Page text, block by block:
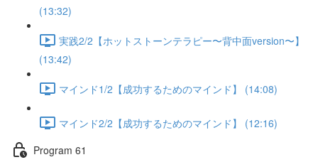
(13:32)
実践2/2【ホットストーンテラピー〜背中面version〜】
(13:42)
マインド1/2【成功するためのマインド】 (14:08)
マインド2/2【成功するためのマインド】 (12:16)
Program 61